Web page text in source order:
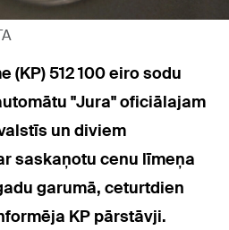
(KP) 512 100 eiro sodu
"Jura" oficiālajam
un diviem
saskaņotu cenu līmeņa
garumā, ceturtdien
KP pārstāvji.